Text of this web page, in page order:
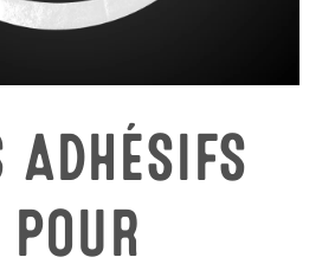
ADHÉSIFS
POUR